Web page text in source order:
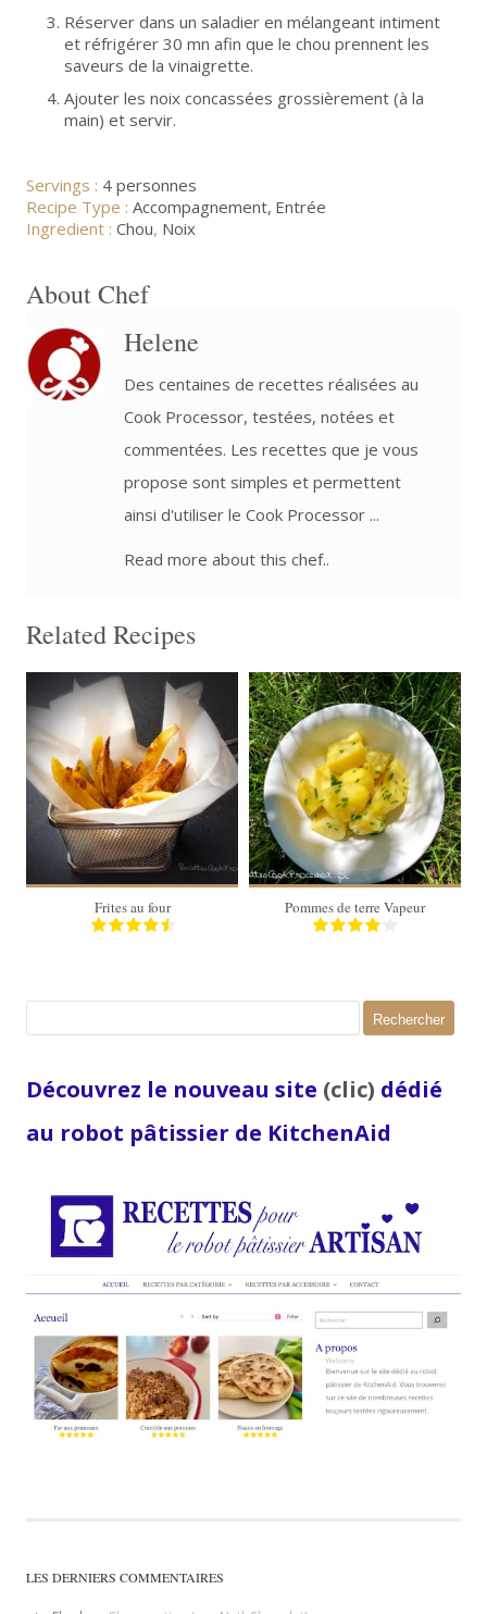
Réserver dans un saladier en mélangeant intiment
et réfrigérer 30 mn afin que le chou prennent les
saveurs de la vinaigrette.
Ajouter les noix concassées grossièrement (à la
main) et servir.
Servings : 4 personnes
Recipe Type :Accompagnement Entrée
Ingredient :Chou, Noix
About Chef
Helene
Des centaines de recettes réalisées au
Cook Processor, testées, notées et
commentées. Les recettes que je vous
propose sont simples et permettent
ainsi d'utiliser le Cook Processor ...
Read more about this chef..
Related Recipes
4 personnes
40 Min
Frites au four
4 personnes
30 Min
Pommes de terre Vapeur
Découvrez le nouveau site (clic) dédié
au robot pâtissier de KitchenAid
LES DERNIERS COMMENTAIRES